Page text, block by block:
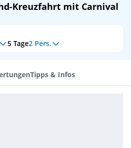
Kreuzfahrt mit Carnival
5 Tage2 Pers.
Tipps & Infos